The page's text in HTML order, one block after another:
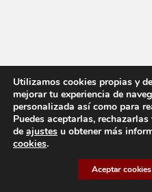
Utilizamos cookies propias y
mejorar tu experiencia de
personalizada así como para
Puedes aceptarlas,
de ajustes u obtener más
cookies.
Aceptar cookies